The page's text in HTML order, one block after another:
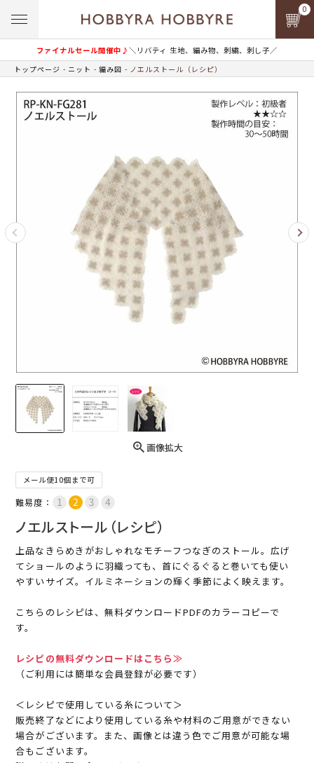
ファイナルセール開催中♪＼リバティ 生地、編み物、刺繍、刺し子／
0
トップページ ニット 編み図 ノエルストール（レシピ）
画像拡大
メール便10個まで可
難易度：
ノエルストール（レシピ）
上品なきらめきがおしゃれなモチーフつなぎのストール。広げ
てショールのように羽織っても、首にぐるぐると巻いても使い
やすいサイズ。イルミネーションの輝く季節によく映えます。
こちらのレシピは、無料ダウンロードPDFのカラーコピーで
す。
レシピの無料ダウンロードはこちら≫
（ご利用には簡単な会員登録が必要です）
＜レシピで使用している糸について＞
販売終了などにより使用している糸や材料のご用意ができない
場合がございます。また、画像とは違う色でご用意が可能な場
合もございます。